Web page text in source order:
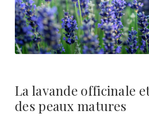
La lavande officinale
des peaux matures